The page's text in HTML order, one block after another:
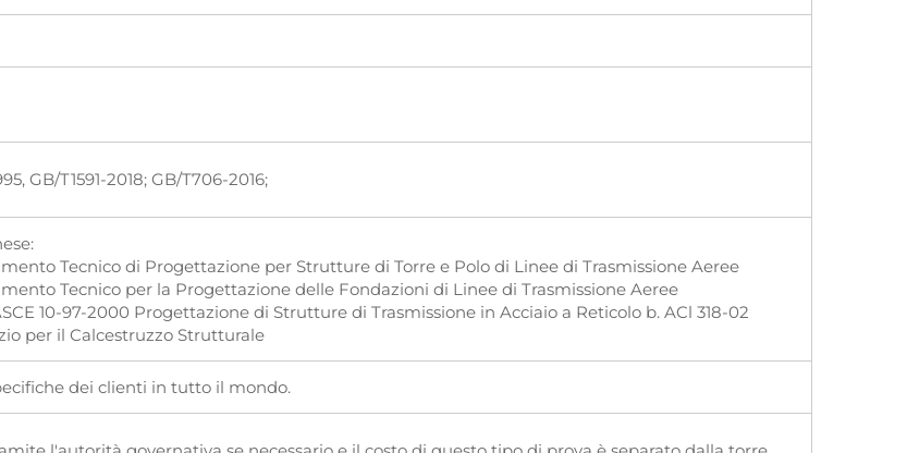
GB/T1591-2018; GB/T706-2016;
Tecnico di Progettazione per Strutture di Torre e Polo di Linee di Trasmissione Aeree
Tecnico per la Progettazione delle Fondazioni di Linee di Trasmissione Aeree
10-97-2000 Progettazione di Strutture di Trasmissione in Acciaio a Reticolo b. ACl 318-02
per il Calcestruzzo Strutturale
dei clienti in tutto il mondo.